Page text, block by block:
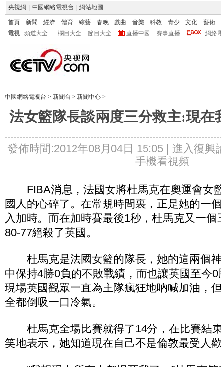
央視網 中國網絡電視台 網站地圖
首頁 新聞 經濟 體育 綜藝 春晚 戲曲 音樂 科教 青少 文化
藝術
電視
頻道大全 欄目大全 節目大全 直播中國 賽事直播 網絡
中國網絡電視台 > 新聞台 > 新聞中心 >
法女籃隊長談兩度三分救主:現在
發佈時間:2012年08月04日 15:05 | 進入復興
手機看視頻
FIBA消息，法國女將杜馬克在奧運會女
國人的心碎了。在常規時間裏，正是她的一
入加時。而在加時賽最後1秒，杜馬克又一
80-77絕殺了英國。
杜馬克是法國女籃的隊長，她的這兩個
中保持4勝0負的不敗戰績，而也讓英國至今
現場英國觀眾一直為主隊瘋狂地吶喊加油，
全都倒吸一口冷氣。
杜馬克全場比賽就得了14分，在比賽結
笑地表示，她知道現在自己不是倫敦最受人